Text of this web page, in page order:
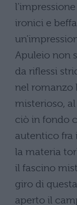
ironici e
Apuleio non
da riflessi
nel romanzo
misterioso,
ciò in fondo
autentico fra
la materia
il fascino
giro di
aperto il